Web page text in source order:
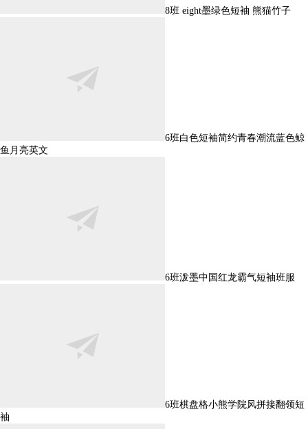
8班 eight墨绿色短袖 熊猫竹子
6班白色短袖简约青春潮流蓝色鲸
鱼月亮英文
6班泼墨中国红龙霸气短袖班服
6班棋盘格小熊学院风拼接翻领短
袖